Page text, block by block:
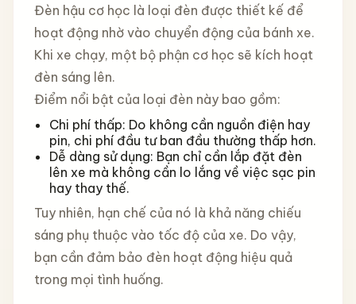
Đèn hậu cơ học là loại đèn được thiết kế để
hoạt động nhờ vào chuyển động của bánh xe.
Khi xe chạy, một bộ phận cơ học sẽ kích hoạt
đèn sáng lên.
Điểm nổi bật của loại đèn này bao gồm:
Chi phí thấp: Do không cần nguồn điện hay
pin, chi phí đầu tư ban đầu thường thấp hơn.
Dễ dàng sử dụng: Bạn chỉ cần lắp đặt đèn
lên xe mà không cần lo lắng về việc sạc pin
hay thay thế.
Tuy nhiên, hạn chế của nó là khả năng chiếu
sáng phụ thuộc vào tốc độ của xe. Do vậy,
bạn cần đảm bảo đèn hoạt động hiệu quả
trong mọi tình huống.